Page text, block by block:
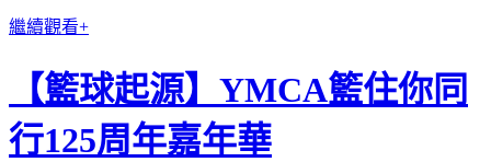
繼續觀看+
【籃球起源】YMCA籃住你同
行125周年嘉年華